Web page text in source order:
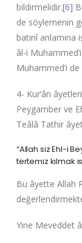
bildirmelidir.[6]
de söylemenin
batınî anlamına
âl-i
Muhammed’i de
4- Kur’ân
Peygamber ve
Teâlâ Tathir
“Allah siz Ehl-i
tertemiz kılmak
Bu âyette Allah
Yine Meveddet